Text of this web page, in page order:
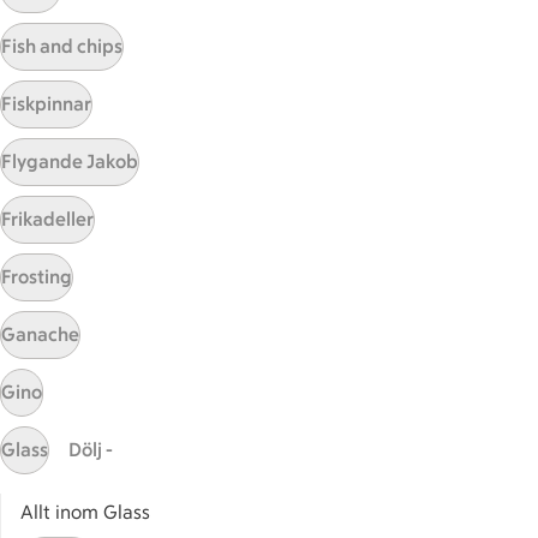
Sidfot
Start
Få snabbt svar
Prenumerera
Fish and chips
Fiskpinnar
Flygande Jakob
Frikadeller
Frosting
Ganache
Gino
Glass Dölj -
Allt inom Glass